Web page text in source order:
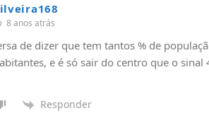
8 anos atrás
de dizer que tem tantos % de
e é só sair do centro que o
Responder